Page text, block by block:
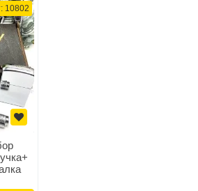
10802